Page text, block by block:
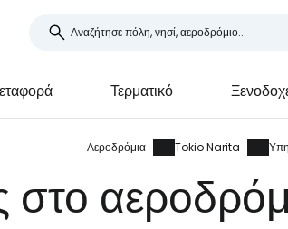
Τερματικό
Αεροδρόμια Tokio Narita
στο